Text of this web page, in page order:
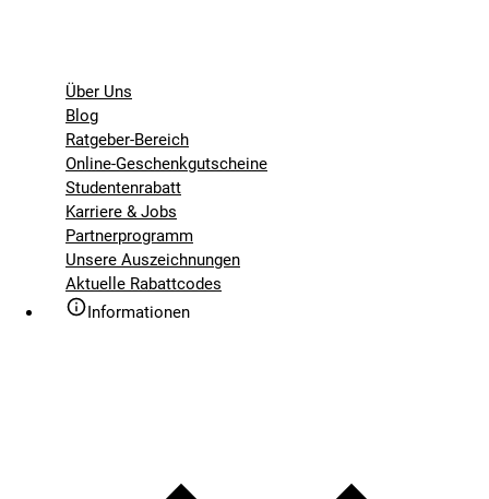
Über Uns
Blog
Ratgeber-Bereich
Online-Geschenkgutscheine
Studentenrabatt
Karriere & Jobs
Partnerprogramm
Unsere Auszeichnungen
Aktuelle Rabattcodes
Informationen